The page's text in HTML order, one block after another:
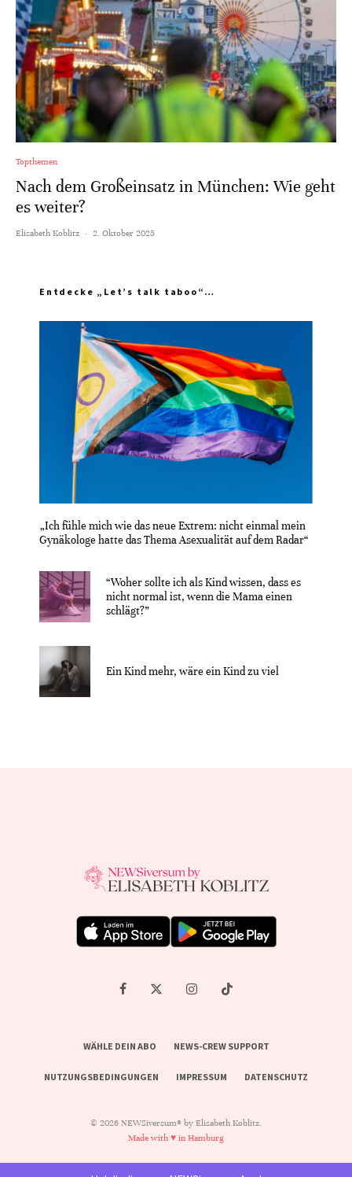
Topthemen
Nach dem Großeinsatz in München: Wie geht
es weiter?
Elisabeth Koblitz · 2. Oktober 2025
Entdecke „Let’s talk taboo“…
„Ich fühle mich wie das neue Extrem: nicht einmal mein
Gynäkologe hatte das Thema Asexualität auf dem Radar“
“Woher sollte ich als Kind wissen, dass es
nicht normal ist, wenn die Mama einen
schlägt?”
Ein Kind mehr, wäre ein Kind zu viel
WÄHLE DEIN ABO NEWS-CREW SUPPORT
NUTZUNGSBEDINGUNGEN IMPRESSUM DATENSCHUTZ
© 2026 NEWSiversum® by Elisabeth Koblitz.
Made with ♥ in Hamburg